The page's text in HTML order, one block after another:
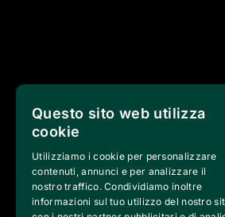
Questo sito web utilizza
cookie
Utilizziamo i cookie per personalizzare
contenuti, annunci e per analizzare il
nostro traffico. Condividiamo inoltre
informazioni sul tuo utilizzo del nostro